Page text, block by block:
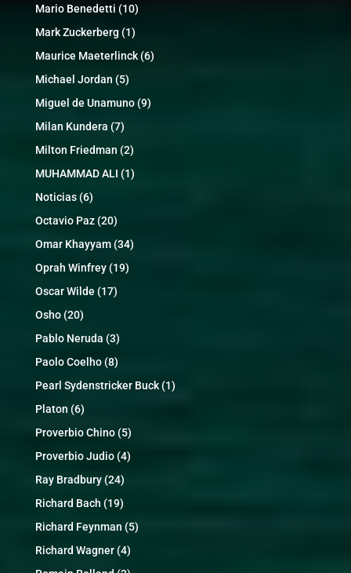
Mario Benedetti (10)
Mark Zuckerberg (1)
Maurice Maeterlinck(6)
Michael Jordan (5)
Miguel de Unamuno(9)
Milan Kundera (7)
Milton Friedman (2)
MUHAMMAD ALI (1)
Noticias(6)
Octavio Paz(20)
Omar Khayyam(34)
Oprah Winfrey(19)
Oscar Wilde (17)
Osho(20)
Pablo Neruda (3)
Paolo Coelho(8)
Pearl Sydenstricker Buck(1)
Platon (6)
Proverbio Chino(5)
Proverbio Judio(4)
Ray Bradbury(24)
Richard Bach (19)
Richard Feynman (5)
Richard Wagner(4)